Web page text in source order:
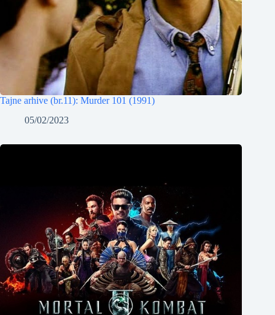
Tajne arhive (br.11): Murder 101 (1991)
05/02/2023